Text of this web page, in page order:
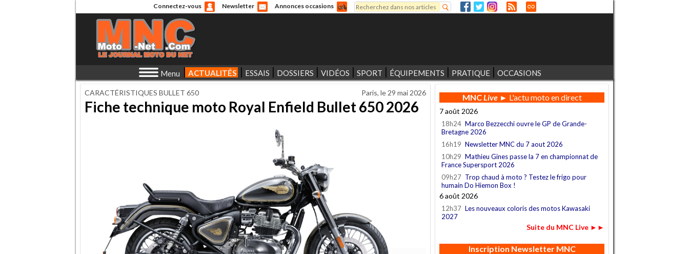
Connectez-vous Newsletter Annonces occasions
Formulaire de recherche
Rechercher
Menu ACTUALITÉS ESSAIS DOSSIERS VIDÉOS SPORT ÉQUIPEMENTS PRATIQUE OCCASIONS
CARACTÉRISTIQUES BULLET 650 Paris, le 29 mai 2026
Fiche technique moto Royal Enfield Bullet 650 2026
MNCLive► L'actu moto en direct
7 août 2026
18h24 Marco Bezzecchi ouvre le GP de Grande-
Bretagne 2026
16h19 Newsletter MNC du 7 aout 2026
10h29 Mathieu Gines passe la 7 en championnat de
France Supersport 2026
09h27 Trop chaud à moto ? Testez le frigo pour
humain Do Hiemon Box !
6 août 2026
12h37 Les nouveaux coloris des motos Kawasaki
2027
Suite du MNC Live ►►
Inscription Newsletter MNC